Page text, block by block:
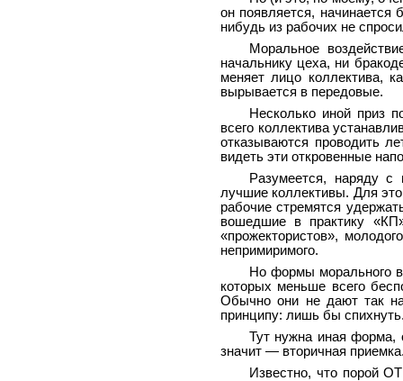
он появляется, начинается
нибудь из рабочих не
Моральное
начальнику цеха, ни
меняет лицо коллектива,
вырывается в передовые.
Несколько иной приз
всего коллектива
отказываются проводить
видеть эти откровенные
Разумеется, наряду
лучшие коллективы. Для
рабочие стремятся
вошедшие в практику
«прожектористов»,
непримиримого.
Но формы морального
которых меньше всего
Обычно они не дают так
принципу: лишь бы
Тут нужна иная форма,
значит — вторичная
Известно, что порой